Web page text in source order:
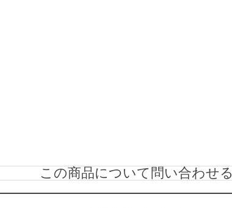
この商品について問い合わせる